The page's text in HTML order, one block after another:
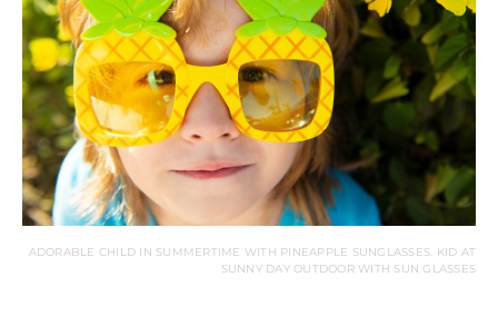
ADORABLE CHILD IN SUMMERTIME WITH PINEAPPLE SUNGLASSES. KID AT
SUNNY DAY OUTDOOR WITH SUN GLASSES